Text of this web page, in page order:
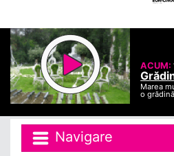
ACUM:
Marea
o
Navigare